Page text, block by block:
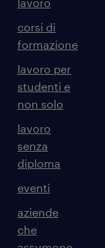
lavoro
corsi di
formazione
lavoro per
studenti e
non solo
lavoro
senza
diploma
eventi
aziende
che